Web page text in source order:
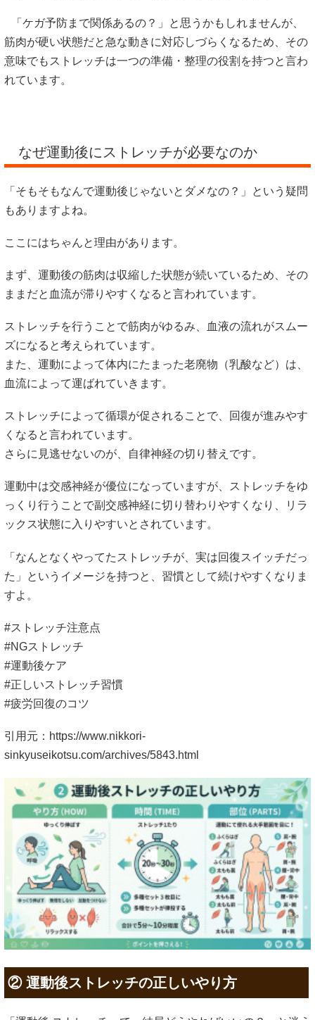
「ケガ予防まで関係あるの？」と思うかもしれませんが、
筋肉が硬い状態だと急な動きに対応しづらくなるため、その
意味でもストレッチは一つの準備・整理の役割を持つと言わ
れています。
なぜ運動後にストレッチが必要なのか
「そもそもなんで運動後じゃないとダメなの？」という疑問
もありますよね。
ここにはちゃんと理由があります。
まず、運動後の筋肉は収縮した状態が続いているため、その
ままだと血流が滞りやすくなると言われています。
ストレッチを行うことで筋肉がゆるみ、血液の流れがスムー
ズになると考えられています。
また、運動によって体内にたまった老廃物（乳酸など）は、
血流によって運ばれていきます。
ストレッチによって循環が促されることで、回復が進みやす
くなると言われています。
さらに見逃せないのが、自律神経の切り替えです。
運動中は交感神経が優位になっていますが、ストレッチをゆ
っくり行うことで副交感神経に切り替わりやすくなり、リラ
ックス状態に入りやすいとされています。
「なんとなくやってたストレッチが、実は回復スイッチだっ
た」というイメージを持つと、習慣として続けやすくなりま
すよ。
#ストレッチ注意点
#NGストレッチ
#運動後ケア
#正しいストレッチ習慣
#疲労回復のコツ
引用元：https://www.nikkori-
sinkyuseikotsu.com/archives/5843.html
② 運動後ストレッチの正しいやり方